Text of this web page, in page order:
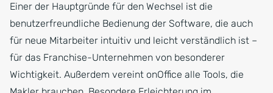
Einer der Hauptgründe für den Wechsel ist die
benutzerfreundliche Bedienung der Software, die auch
für neue Mitarbeiter intuitiv und leicht verständlich ist –
für das Franchise-Unternehmen von besonderer
Wichtigkeit. Außerdem vereint onOffice alle Tools, die